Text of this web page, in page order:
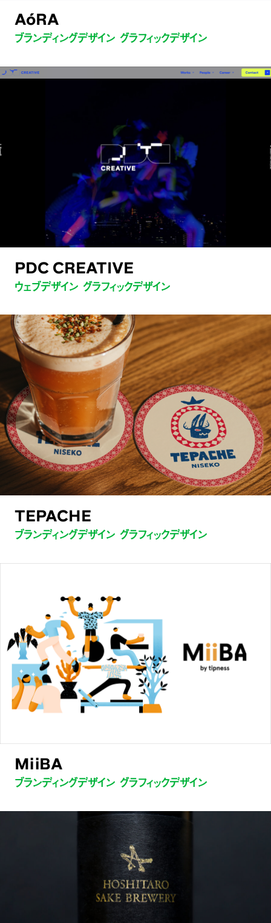
AóRA
ブランディングデザイン グラフィックデザイン
PDC CREATIVE
ウェブデザイン グラフィックデザイン
TEPACHE
ブランディングデザイン グラフィックデザイン
MiiBA
ブランディングデザイン グラフィックデザイン